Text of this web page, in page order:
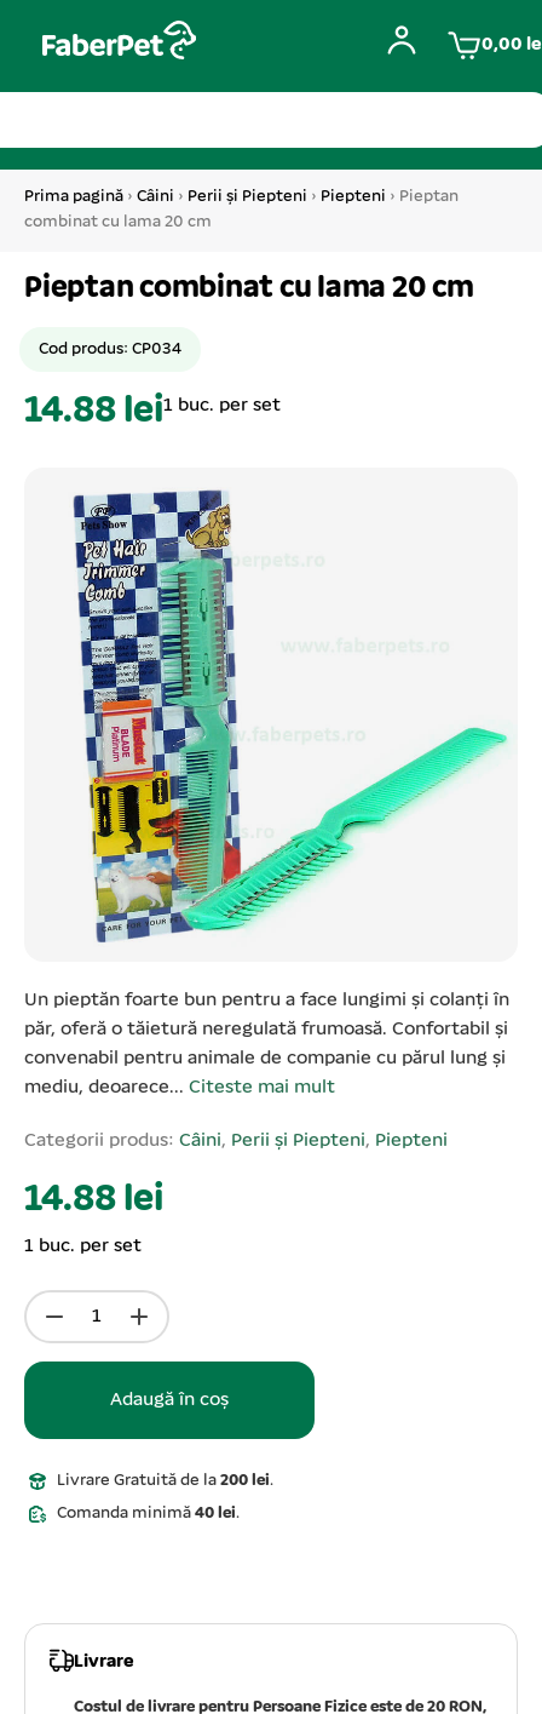
0,00
Prima pagină › Câini › Perii și Piepteni › Piepteni › Pieptan
combinat cu lama 20 cm
Pieptan combinat cu lama 20 cm
Cod produs: CP034
14.88 lei1 buc. per set
Un pieptăn foarte bun pentru a face lungimi și colanți în
păr, oferă o tăietură neregulată frumoasă. Confortabil și
convenabil pentru animale de companie cu părul lung și
mediu, deoarece... Citeste mai mult
Categorii produs: Câini, Perii și Piepteni, Piepteni
14.88 lei
1 buc. per set
Adaugă în coș
Livrare Gratuită de la 200 lei.
Comanda minimă 40 lei.
Livrare
Costul de livrare pentru Persoane Fizice este de 20 RON,